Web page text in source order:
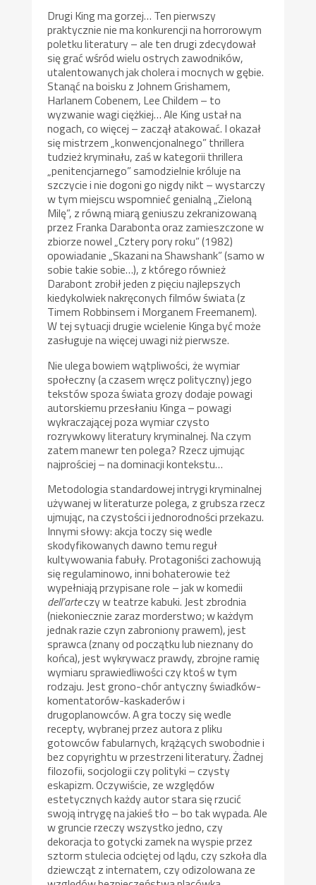
Drugi King ma gorzej… Ten pierwszy
praktycznie nie ma konkurencji na horrorowym
poletku literatury – ale ten drugi zdecydował
się grać wśród wielu ostrych zawodników,
utalentowanych jak cholera i mocnych w gębie.
Stanąć na boisku z Johnem Grishamem,
Harlanem Cobenem, Lee Childem – to
wyzwanie wagi ciężkiej… Ale King ustał na
nogach, co więcej – zaczął atakować. I okazał
się mistrzem „konwencjonalnego” thrillera
tudzież kryminału, zaś w kategorii thrillera
„penitencjarnego” samodzielnie króluje na
szczycie i nie dogoni go nigdy nikt – wystarczy
w tym miejscu wspomnieć genialną „Zieloną
Milę”, z równą miarą geniuszu zekranizowaną
przez Franka Darabonta oraz zamieszczone w
zbiorze nowel „Cztery pory roku” (1982)
opowiadanie „Skazani na Shawshank” (samo w
sobie takie sobie…), z którego również
Darabont zrobił jeden z pięciu najlepszych
kiedykolwiek nakręconych filmów świata (z
Timem Robbinsem i Morganem Freemanem).
W tej sytuacji drugie wcielenie Kinga być może
zasługuje na więcej uwagi niż pierwsze.
Nie ulega bowiem wątpliwości, że wymiar
społeczny (a czasem wręcz polityczny) jego
tekstów spoza świata grozy dodaje powagi
autorskiemu przesłaniu Kinga – powagi
wykraczającej poza wymiar czysto
rozrywkowy literatury kryminalnej. Na czym
zatem manewr ten polega? Rzecz ujmując
najprościej – na dominacji kontekstu…
Metodologia standardowej intrygi kryminalnej
używanej w literaturze polega, z grubsza rzecz
ujmując, na czystości i jednorodności przekazu.
Innymi słowy: akcja toczy się wedle
skodyfikowanych dawno temu reguł
kultywowania fabuły. Protagoniści zachowują
się regulaminowo, inni bohaterowie też
wypełniają przypisane role – jak w komedii
dell’arteczy w teatrze kabuki. Jest zbrodnia
(niekoniecznie zaraz morderstwo; w każdym
jednak razie czyn zabroniony prawem), jest
sprawca (znany od początku lub nieznany do
końca), jest wykrywacz prawdy, zbrojne ramię
wymiaru sprawiedliwości czy ktoś w tym
rodzaju. Jest grono-chór antyczny świadków-
komentatorów-kaskaderów i
drugoplanowców. A gra toczy się wedle
recepty, wybranej przez autora z pliku
gotowców fabularnych, krążących swobodnie i
bez copyrightu w przestrzeni literatury. Żadnej
filozofii, socjologii czy polityki – czysty
eskapizm. Oczywiście, ze względów
estetycznych każdy autor stara się rzucić
swoją intrygę na jakieś tło – bo tak wypada. Ale
w gruncie rzeczy wszystko jedno, czy
dekoracja to gotycki zamek na wyspie przez
sztorm stulecia odciętej od lądu, czy szkoła dla
dziewcząt z internatem, czy odizolowana ze